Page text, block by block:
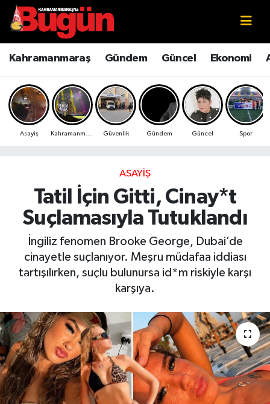
Kahramanmaraş Gündem Güncel Ekonomi
Asayiş Güvenlik Gündem Güncel Spor
ASAYIŞ
Tatil İçin Gitti, Cinay*t
Suçlamasıyla Tutuklandı
İngiliz fenomen Brooke George, Dubai’de
cinayetle suçlanıyor. Meşru müdafaa iddiası
tartışılırken, suçlu bulunursa id*m riskiyle karşı
karşıya.
Kahramanmaraş
Kahramanmaraş Sokak Röportajları
Bilim ve Teknoloji
Çevre
Ekonomi
Genel
Güncel
Kültür Sanat
Magazin
Manşet Altı
Kahramanmaraş Nöbetçi Eczaneler
Kahramanmaraş Hava Durumu
Kahramanmaraş Namaz Vakitleri
Kahramanmaraş Trafik Yoğunluk Haritası
Süper Lig Puan Durumu ve Fikstür
Tüm Manşetler
Son Dakika Haberleri
Haber Arşivi